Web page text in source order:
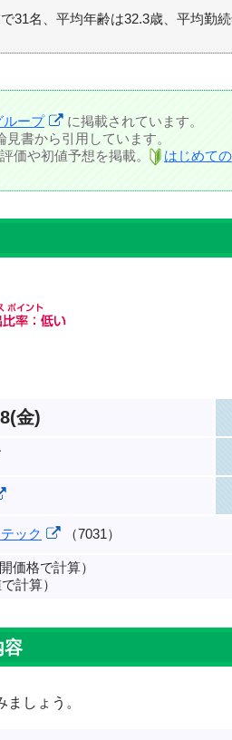
31名、平均年齢は32.3歳、平均勤
ループ
に掲載されています。
書から引用しています。
価や初値予想を掲載。
はじめて
金)
ック （7031）
価格で計算）
計算）
容
しょう。